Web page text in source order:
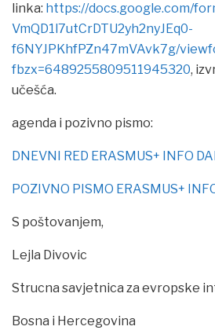
linka: https://docs.google.com/
VmQD1l7utCrDTU2yh2nyJEq0-
f6NYJPKhfPZn47mVAvk7g/
fbzx=6489255809511945320,
učešća.
agenda i pozivno pismo:
DNEVNI RED ERASMUS+ INFO
POZIVNO PISMO ERASMUS+
S poštovanjem,
Lejla Divovic
Strucna savjetnica za evropske
Bosna i Hercegovina